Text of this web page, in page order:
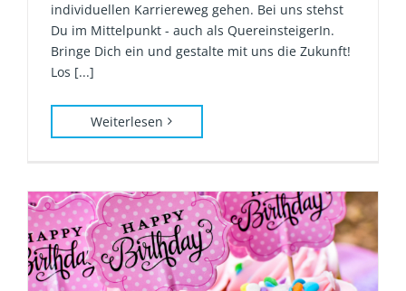
individuellen Karriereweg gehen. Bei uns stehst
Du im Mittelpunkt - auch als QuereinsteigerIn.
Bringe Dich ein und gestalte mit uns die Zukunft!
Los [...]
Weiterlesen